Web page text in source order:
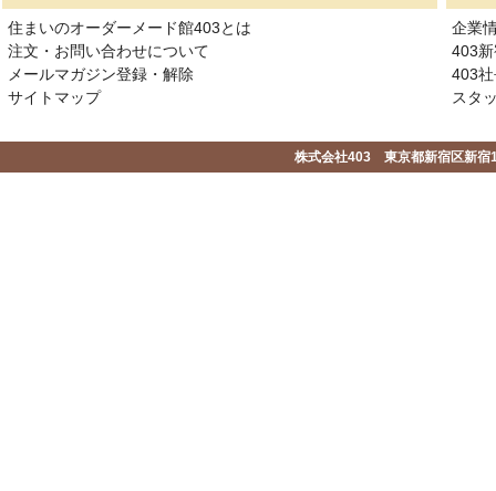
住まいのオーダーメード館403とは
注文・お問い合わせについて
メールマガジン登録・解除
サイトマップ
企業
403
403
スタ
株式会社403 東京都新宿区新